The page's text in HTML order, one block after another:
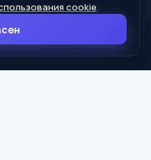
Сухой Лог, ул. Кирова, дом 7
cookie.